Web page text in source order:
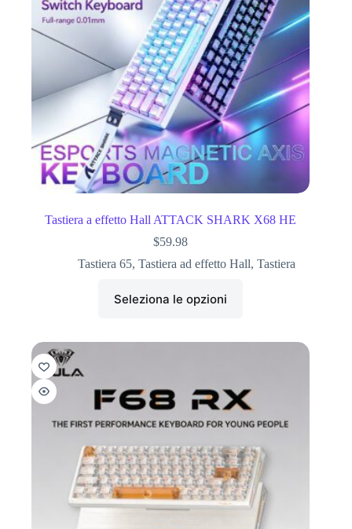
Tastiera a effetto Hall ATTACK SHARK X68 HE
$59.98
Tastiera 65, Tastiera ad effetto Hall, Tastiera
Seleziona le opzioni